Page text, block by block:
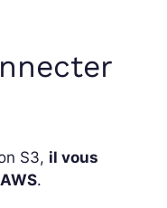
S3, il vous
.